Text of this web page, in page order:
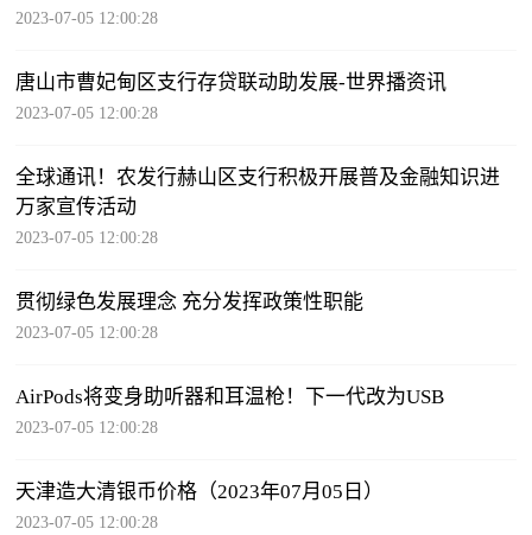
2023-07-05 12:00:28
唐山市曹妃甸区支行存贷联动助发展-世界播资讯
2023-07-05 12:00:28
全球通讯！农发行赫山区支行积极开展普及金融知识进
万家宣传活动
2023-07-05 12:00:28
贯彻绿色发展理念 充分发挥政策性职能
2023-07-05 12:00:28
AirPods将变身助听器和耳温枪！下一代改为USB
2023-07-05 12:00:28
天津造大清银币价格（2023年07月05日）
2023-07-05 12:00:28